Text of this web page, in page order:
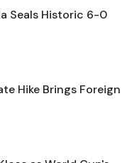
Seals Historic 6-0
Hike Brings Foreign